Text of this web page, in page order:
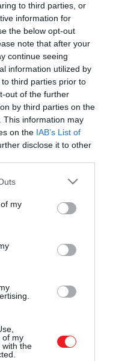
to third parties, or
information for
the below opt-out
note that after your
continue seeing
information utilized by
third parties prior to
out of the further
by third parties on the
This information may
on the IAB’s List of
disclose it to other
one or more Google
You may click to
third-party tags to
in below Google
my
of my
with the
szerint
drasztikusan
árait – olykor
ha így